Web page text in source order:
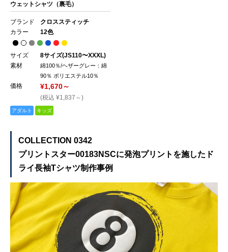
ウェットシャツ（裏毛）
ブランド
クロススティッチ
カラー
12色
サイズ
8サイズ(JS110〜XXXL)
素材
綿100％/ヘザーグレー：綿
90％ ポリエステル10％
価格 ¥1,670～
(税込 ¥1,837～)
アダルト キッズ
COLLECTION 0342
プリントスター00183NSCに発泡プリントを施したド
ライ長袖Tシャツ制作事例